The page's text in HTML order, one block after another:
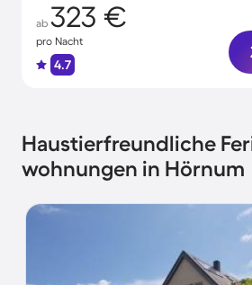
ab 323 €
pro Nacht
4.7
Haustierfreundliche
wohnungen in Hörnum